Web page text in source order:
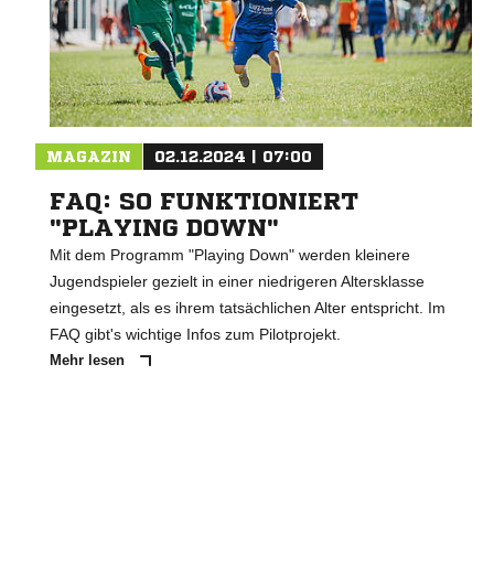
MAGAZIN 02.12.2024 | 07:00
FAQ: SO FUNKTIONIERT
"PLAYING DOWN"
Mit dem Programm "Playing Down" werden kleinere
Jugendspieler gezielt in einer niedrigeren Altersklasse
eingesetzt, als es ihrem tatsächlichen Alter entspricht. Im
FAQ gibt's wichtige Infos zum Pilotprojekt.
Mehr lesen